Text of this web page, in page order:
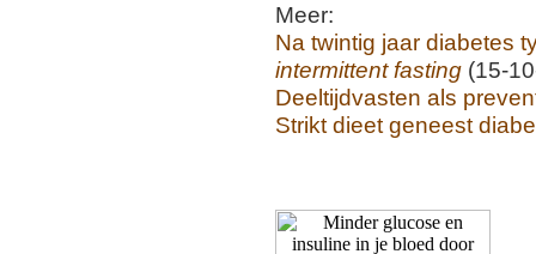
Meer:
Na twintig jaar diabetes
intermittent fasting (15-
Deeltijdvasten als
Strikt dieet geneest